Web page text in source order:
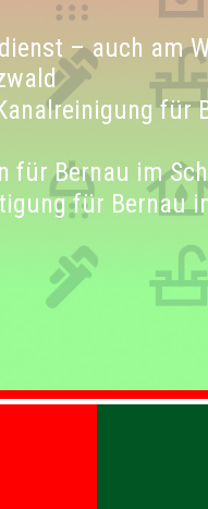
– auch am
für
für Bernau im
für Bernau